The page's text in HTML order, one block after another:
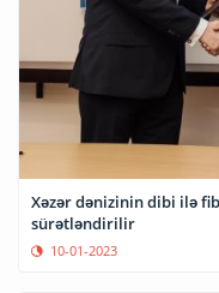
Xəzər dənizinin dibi ilə
sürətləndirilir
10-01-2023